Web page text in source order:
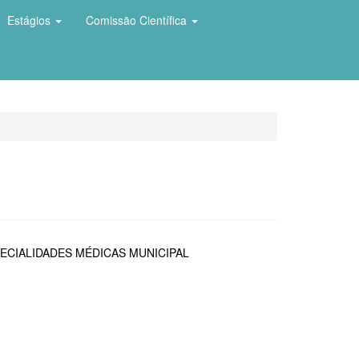
Estágios Comissão Científica
MÉDICAS MUNICIPAL